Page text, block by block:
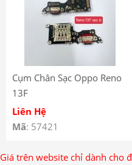
Cụm Chân Sạc Oppo Reno
13F
Liên Hệ
Mã: 57421
Giá trên website chỉ dành cho